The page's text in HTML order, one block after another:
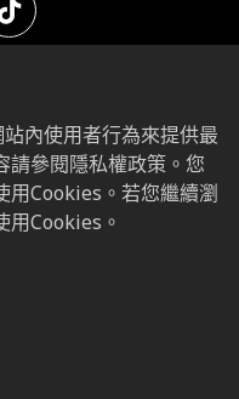
12號
們
內使用者行為來提供最
請參閱隱私權政策。您
用Cookies。若您繼續瀏
用Cookies。